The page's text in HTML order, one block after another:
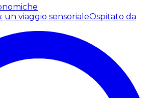
un viaggio sensorialeOspitato da